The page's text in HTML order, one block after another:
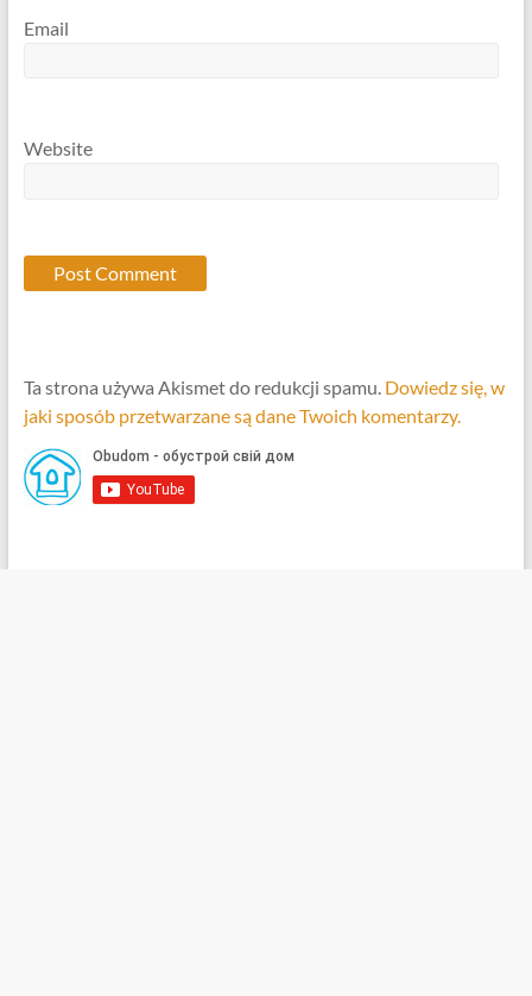
Email
Website
Ta strona używa Akismet do redukcji spamu. Dowiedz się, w
jaki sposób przetwarzane są dane Twoich komentarzy.